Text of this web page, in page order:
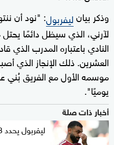
وذكر بيانليفربول: "نود أن
لآرني، الذي سيظل دائمًا
النادي باعتباره المدرب الذي
العشرين. ذلك الإنجاز الذي
موسمه الأول مع الفريق بُني
يوميًا".
أخبار ذات صلة
ليفربول يحدد 3 مرشحين لخلافة محمد صلاح